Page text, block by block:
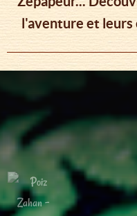
l'aventure et leurs